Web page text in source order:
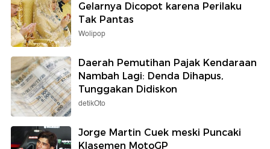
Gelarnya Dicopot karena Perilaku
Tak Pantas
Wolipop
Daerah Pemutihan Pajak Kendaraan
Nambah Lagi: Denda Dihapus,
Tunggakan Didiskon
detikOto
Jorge Martin Cuek meski Puncaki
Klasemen MotoGP